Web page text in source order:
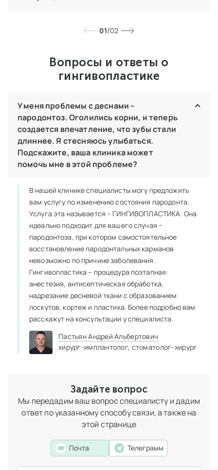
такое кровоточивость при чистке зубов, а
все благодаря специалистам высокого класса и
отличному обслуживанию. Если б я знала, что
клиника легко решит мою проблему, пришла бы
своевременно. Благодарю за отличную работу!
Рекомендую всем!
01/02
Вопросы и ответы о
гингивопластике
У меня проблемы с деснами –
пародонтоз. Оголились корни, и теперь
создается впечатление, что зубы стали
длиннее. Я стесняюсь улыбаться.
Подскажите, ваша клиника может
помочь мне в этой проблеме?
В нашей клинике специалисты могу предложить
вам услугу по изменению состояния пародонта.
Услуга эта называется – ГИНГИВОПЛАСТИКА. Она
идеально подходит для вашего случая −
пародонтоза, при котором самостоятельное
восстановление пародонтальных карманов
невозможно по причине заболевания.
Гингивопластика – процедура поэтапная:
анестезия, антисептическая обработка,
надрезание десневой ткани с образованием
лоскутов, кортеж и пластика. Более подробно вам
расскажут на консультации у специалиста.
Пастьян Андрей Альбертович
хирург-имплантолог, стоматолог-хирург
Задайте вопрос
Мы передадим ваш вопрос специалисту и дадим
ответ по указанному способу связи, а также на
этой странице
Почта Телеграмм